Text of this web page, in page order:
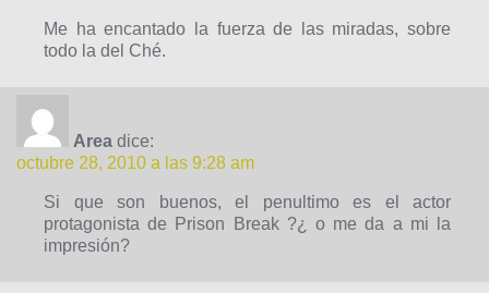
Me ha encantado la fuerza de las miradas, sobre
todo la del Ché.
Area dice:
octubre 28, 2010 a las 9:28 am
Si que son buenos, el penultimo es el actor
protagonista de Prison Break ?¿ o me da a mi la
impresión?